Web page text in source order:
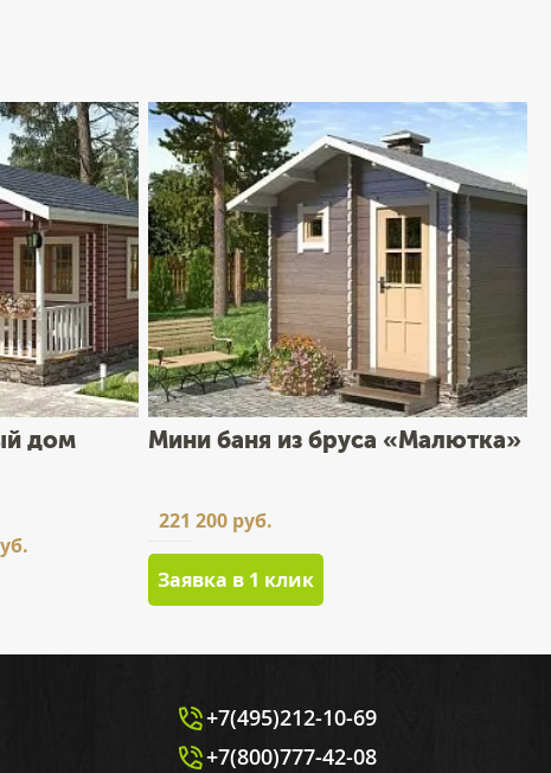
дом
Мини баня из бруса «Малютка»
221 200 руб.
Заявка в 1 клик
+7(495)212-10-69
+7(800)777-42-08